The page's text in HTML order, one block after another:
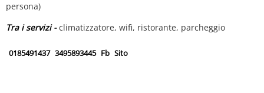
persona)
Tra i servizi -climatizzatore, wifi, ristorante, parcheggio
0185491437 3495893445 Fb Sito